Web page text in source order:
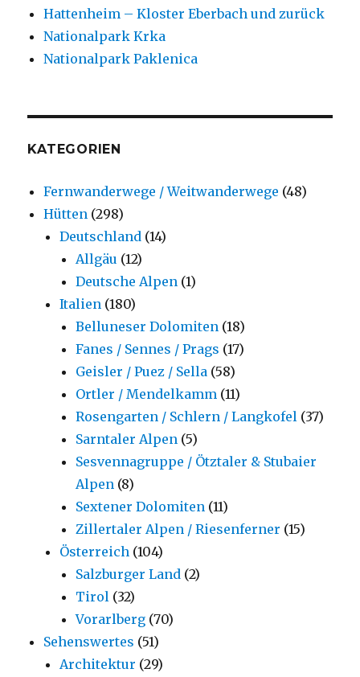
Hattenheim – Kloster Eberbach und zurück
Nationalpark Krka
Nationalpark Paklenica
KATEGORIEN
Fernwanderwege / Weitwanderwege (48)
Hütten (298)
Deutschland (14)
Allgäu (12)
Deutsche Alpen (1)
Italien (180)
Belluneser Dolomiten (18)
Fanes / Sennes / Prags (17)
Geisler / Puez / Sella (58)
Ortler / Mendelkamm (11)
Rosengarten / Schlern / Langkofel (37)
Sarntaler Alpen (5)
Sesvennagruppe / Ötztaler & Stubaier
Alpen (8)
Sextener Dolomiten (11)
Zillertaler Alpen / Riesenferner (15)
Österreich (104)
Salzburger Land (2)
Tirol (32)
Vorarlberg (70)
Sehenswertes (51)
Architektur (29)